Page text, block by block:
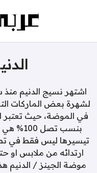
اشتهر نسيج الدنيم منذ
لشهرة بعض الماركات
في الموضة، حيث تعتبر
بنسب
تيسيرها ليس فقط في
ارتدائه من ملابس او